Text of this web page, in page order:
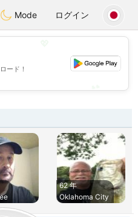
Chat
Mode ログイン
ード！
62 年
Oklahoma City